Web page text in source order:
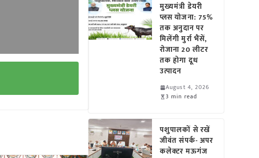
मुख्यमंत्री डेयरी
प्लस योजना: 75%
तक अनुदान पर
मिलेंगी मुर्रा भैंसें,
रोजाना 20 लीटर
तक होगा दूध
उत्पादन
August 4, 2026
3 min read
पशुपालकों से रखें
जीवंत संपर्क- अपर
कलेक्टर मऊगंज